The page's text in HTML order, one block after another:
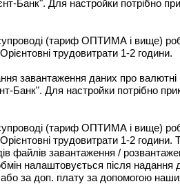
Банк". Для настройки потрібно
(тариф ОПТИМА і вище)
трудовитрати 1-2 години.
завантаження даних про валютні
Банк". Для настройки потрібно
(тариф ОПТИМА і вище)
трудовитрати 1-2
файлів завантаження /
налаштовується після надання
або за доп. плату за допомогою